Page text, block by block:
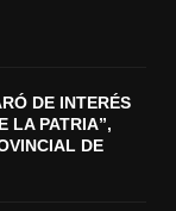
DE INTERÉS
LA PATRIA”,
DE